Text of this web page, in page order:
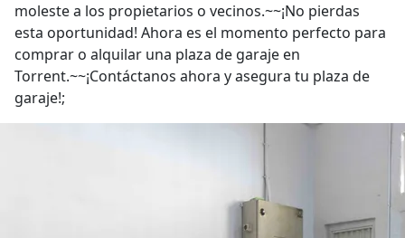
esta oportunidad! Ahora es el momento perfecto para
comprar o alquilar una plaza de garaje en
Torrent.~~¡Contáctanos ahora y asegura tu plaza de
garaje!;